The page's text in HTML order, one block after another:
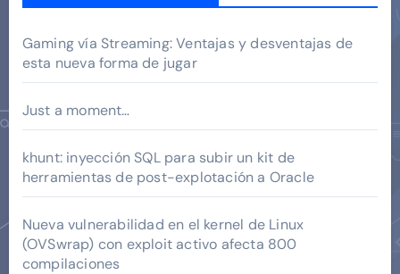
Gaming vía Streaming: Ventajas y desventajas de
esta nueva forma de jugar
Just a moment…
khunt: inyección SQL para subir un kit de
herramientas de post-explotación a Oracle
Nueva vulnerabilidad en el kernel de Linux
(OVSwrap) con exploit activo afecta 800
compilaciones